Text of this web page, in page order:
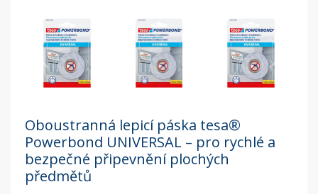
Oboustranná lepicí páska tesa®
Powerbond UNIVERSAL – pro rychlé a
bezpečné připevnění plochých
předmětů